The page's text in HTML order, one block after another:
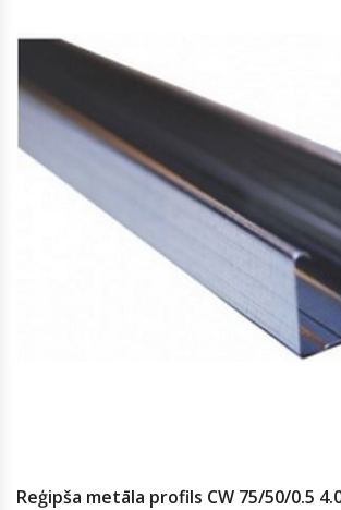
Reģipša metāla profils CW 75/50/0.5